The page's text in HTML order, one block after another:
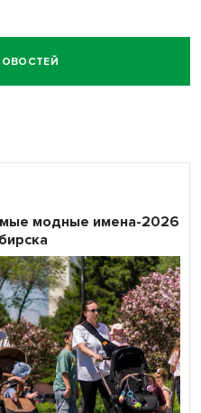
модные имена-2026